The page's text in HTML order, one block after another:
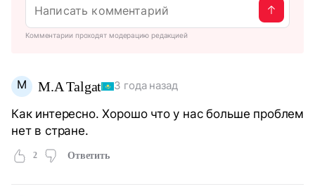
Комментарии проходят модерацию редакцией
M M.A Talgat 3 года назад
Как интересно. Хорошо что у нас больше проблем
нет в стране.
2 Ответить